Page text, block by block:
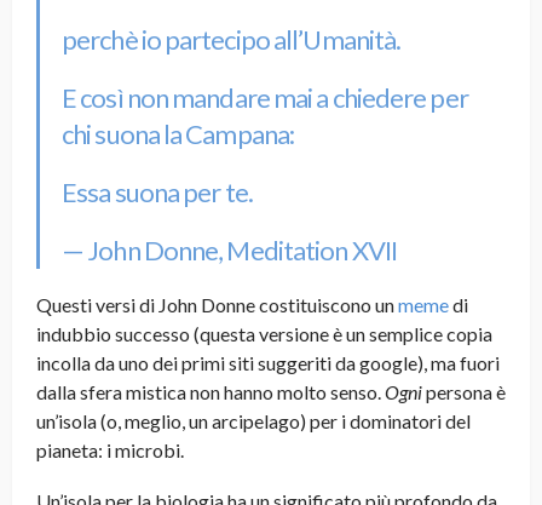
perchè io partecipo all’Umanità.
E così non mandare mai a chiedere per
chi suona la Campana:
Essa suona per te.
— John Donne, Meditation XVII
Questi versi di John Donne costituiscono unmemedi
indubbio successo (questa versione è un semplice copia
incolla da uno dei primi siti suggeriti da google), ma fuori
dalla sfera mistica non hanno molto senso.Ognipersona è
un’isola (o, meglio, un arcipelago) per i dominatori del
pianeta: i microbi.